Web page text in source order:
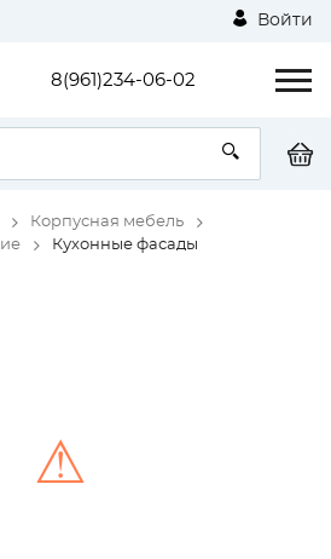
Войти
8(961)234-06-02
Корпусная мебель
Кухонные фасады
⚠